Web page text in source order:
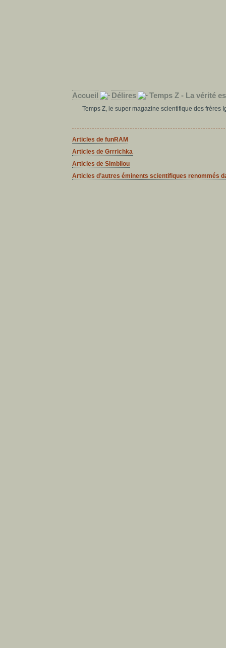
Accueil Délires Temps Z - La vérité
Temps Z, le super magazine scientifique des frères
Articles de funRAM
Articles de Grrrichka
Articles de Simbilou
Articles d’autres éminents scientifiques renommés